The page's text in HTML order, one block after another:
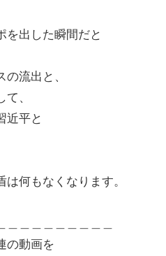
を出した瞬間だと
流出と、
、
近平と
何もなくなります。
＿＿＿＿＿＿＿＿
の動画を